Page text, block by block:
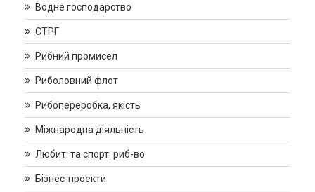
Водне господарство
СТРГ
Рибний промисел
Риболовний флот
Рибопереробка, якість
Міжнародна діяльність
Любит. та спорт. риб-во
Бізнес-проекти